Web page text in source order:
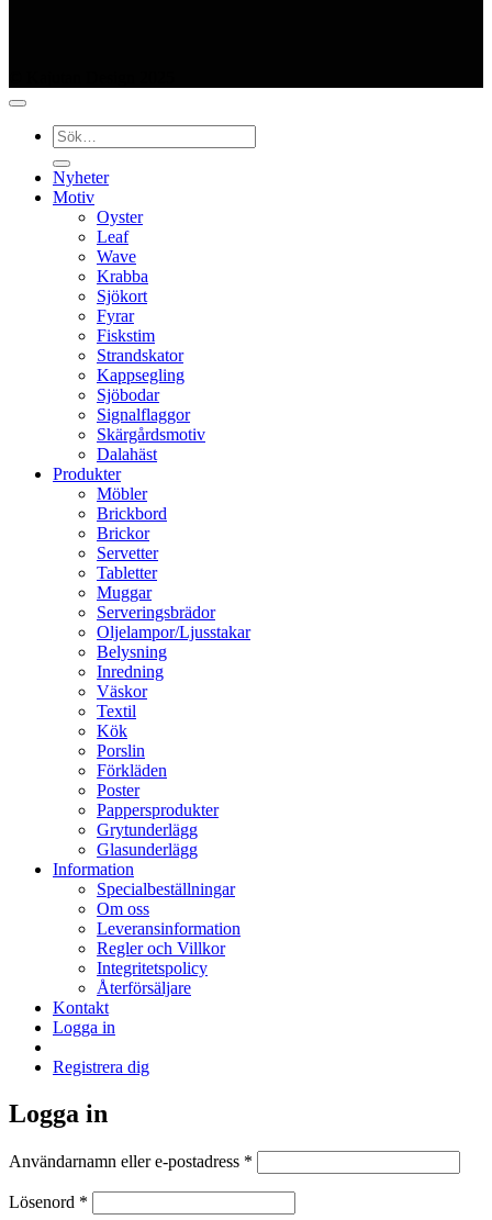
Sök
efter:
Nyheter
Motiv
Oyster
Leaf
Wave
Krabba
Sjökort
Fyrar
Fiskstim
Strandskator
Kappsegling
Sjöbodar
Signalflaggor
Skärgårdsmotiv
Dalahäst
Produkter
Möbler
Brickbord
Brickor
Servetter
Tabletter
Muggar
Serveringsbrädor
Oljelampor/Ljusstakar
Belysning
Inredning
Väskor
Textil
Kök
Porslin
Förkläden
Poster
Pappersprodukter
Grytunderlägg
Glasunderlägg
Information
Specialbeställningar
Om oss
Leveransinformation
Regler och Villkor
Integritetspolicy
Återförsäljare
Kontakt
Logga in
Registrera dig
Logga in
Användarnamn eller e-postadress *
Lösenord *